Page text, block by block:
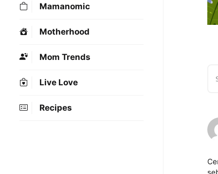
Mamanomic
Motherhood
Mom Trends
Live Love
Recipes